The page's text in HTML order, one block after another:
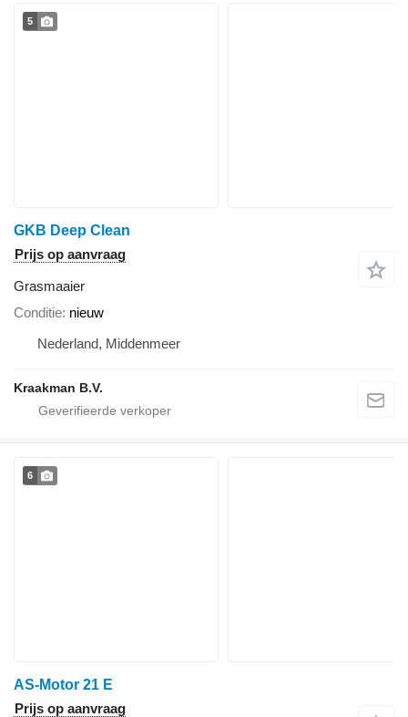
5
GKB Deep Clean
Prijs op aanvraag
Grasmaaier
Conditie nieuw
Nederland, Middenmeer
Kraakman B.V.
6
AS-Motor 21 E
Prijs op aanvraag